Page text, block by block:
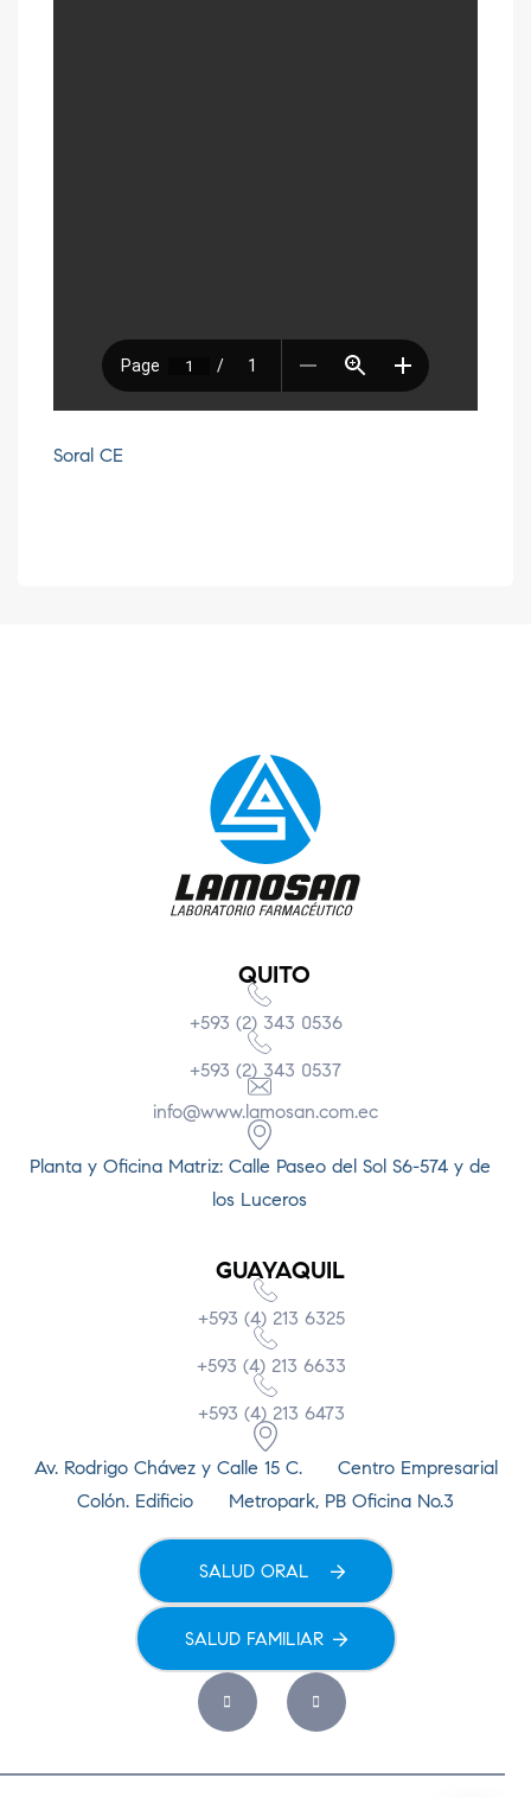
Soral CE
QUITO
+593 (2) 343 0536
+593 (2) 343 0537
info@www.lamosan.com.ec
Planta y Oficina Matriz: Calle Paseo del Sol S6-574 y de
los Luceros
GUAYAQUIL
+593 (4) 213 6325
+593 (4) 213 6633
+593 (4) 213 6473
Av. Rodrigo Chávez y Calle 15 C. Centro Empresarial
Colón. Edificio Metropark, PB Oficina No.3
SALUD ORAL
SALUD FAMILIAR